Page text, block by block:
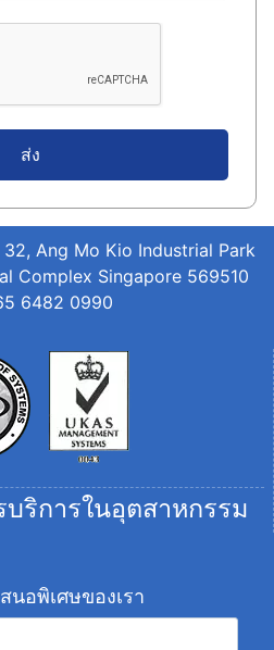
ส่ง
Ang Mo Kio Industrial Park
Complex Singapore 569510
6482 0990
ริการในอุตสาหกรรม
นอพิเศษของเรา